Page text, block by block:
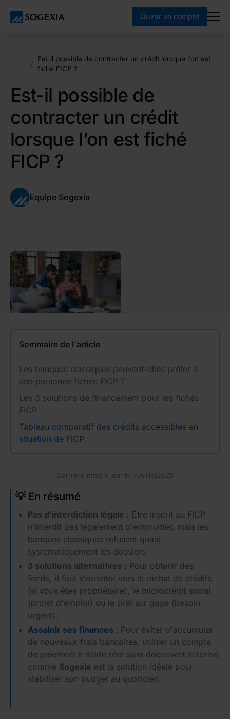
Ouvrir un compte
... /
Est-il possible de contracter un crédit lorsque l’on est
fiché FICP ?
Est-il possible de
contracter un crédit
lorsque l’on est fiché
FICP ?
Equipe Sogexia
Sommaire de l'article
Les banques classiques peuvent-elles prêter à
une personne fichée FICP ?
Les 3 solutions de financement pour les fichés
FICP
Tableau comparatif des crédits accessibles en
situation de FICP
Dernière mise à jour le17Juillet2026
💡 En résumé
Pas d'interdiction légale : Être inscrit au FICP
n'interdit pas légalement d'emprunter, mais les
banques classiques refusent quasi
systématiquement les dossiers.
3 solutions alternatives : Pour obtenir des
fonds, il faut s'orienter vers le rachat de crédits
(si vous êtes propriétaire), le microcrédit social
(projet d'emploi) ou le prêt sur gage (besoin
urgent).
Assainir ses finances : Pour éviter d'accumuler
de nouveaux frais bancaires, utiliser un compte
de paiement à solde réel sans découvert autorisé
comme Sogexia est la solution idéale pour
stabiliser son budget au quotidien.